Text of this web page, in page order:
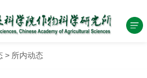
> 所内动态